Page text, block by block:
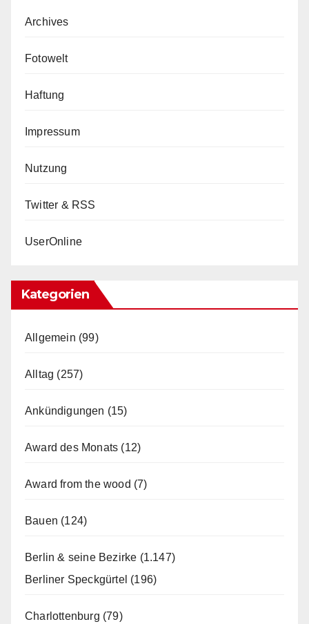
Archives
Fotowelt
Haftung
Impressum
Nutzung
Twitter & RSS
UserOnline
Kategorien
Allgemein (99)
Alltag (257)
Ankündigungen (15)
Award des Monats (12)
Award from the wood (7)
Bauen (124)
Berlin & seine Bezirke (1.147)
Berliner Speckgürtel (196)
Charlottenburg (79)